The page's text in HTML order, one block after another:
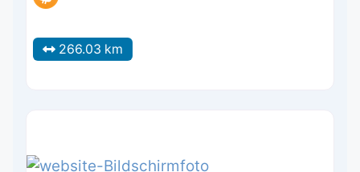
266.03 km